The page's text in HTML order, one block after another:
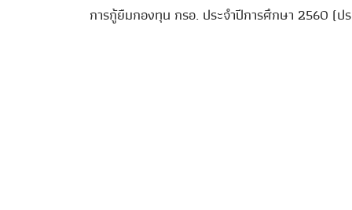
การกู้ยืมกองทุน กรอ. ประจำปีการศึกษา 2560 (ป